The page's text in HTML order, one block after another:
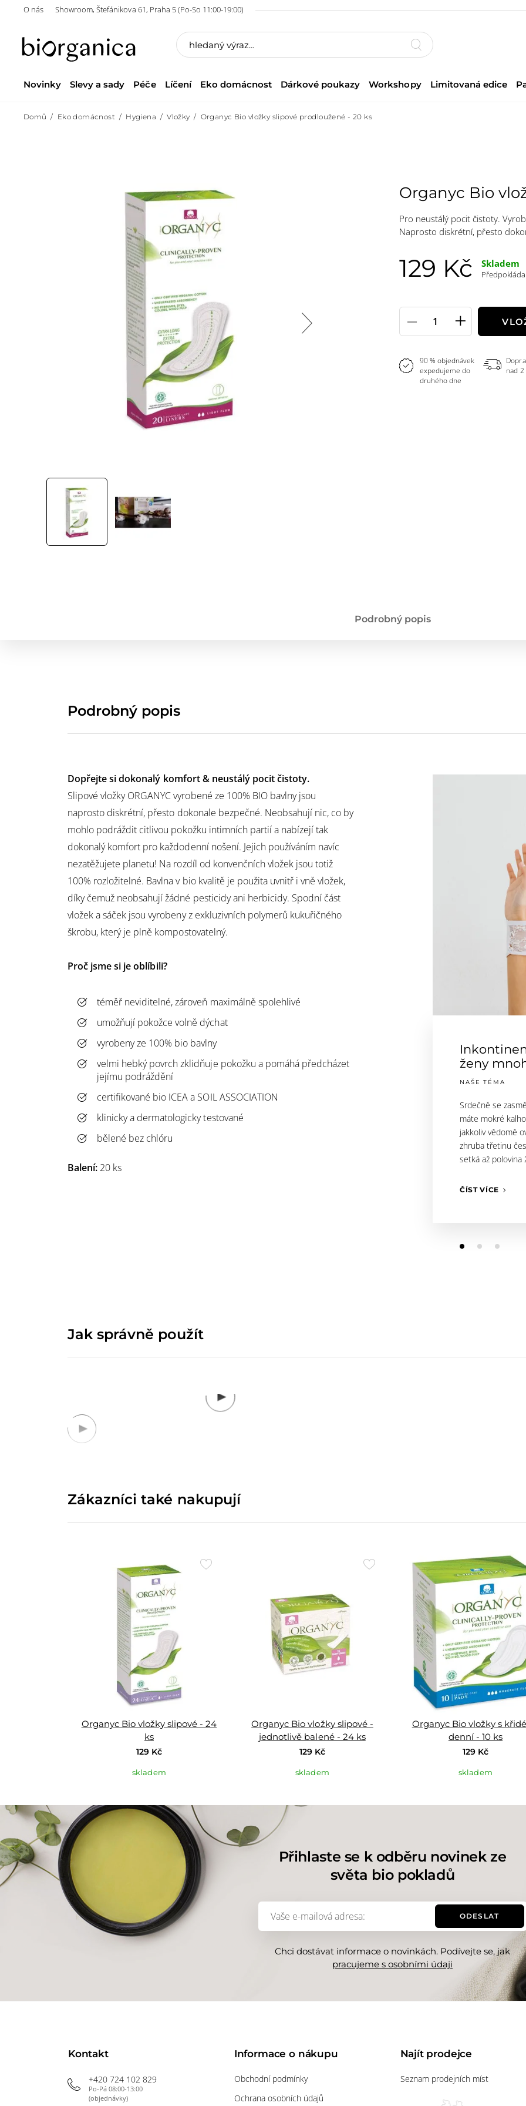
O nás Showroom, Štefánikova 61, Praha 5 (Po-So 11:00-19:00)
Novinky Slevy a sady Péče Líčení Eko domácnost Dárkové poukazy Workshopy Limitovaná edice
Domů Eko domácnost Hygiena Vložky Organyc Bio vložky slipové prodloužené - 20 ks
Organyc Bio
Pro neustálý pocit čistoty.
Naprosto diskrétní, přesto
129 Kč Skladem
-
Pole
množství
+
90 % objednávek
expedujeme do
druhého dne
nad 2
Podrobný popis
Podrobný popis
Dopřejte si dokonalý komfort & neustálý pocit čistoty.
Slipové vložky ORGANYC vyrobené ze 100% BIO bavlny jsou
naprosto diskrétní, přesto dokonale bezpečné. Neobsahují nic, co by
mohlo podráždit citlivou pokožku intimních partií a nabízejí tak
dokonalý komfort pro každodenní nošení. Jejich používáním navíc
nezatěžujete planetu! Na rozdíl od konvenčních vložek jsou totiž
100% rozložitelné. Bavlna v bio kvalitě je použita uvnitř i vně vložek,
díky čemuž neobsahují žádné pesticidy ani herbicidy. Spodní část
vložek a sáček jsou vyrobeny z exkluzivních polymerů kukuřičného
škrobu, který je plně kompostovatelný.
Proč jsme si je oblíbili?
téměř neviditelné, zároveň maximálně spolehlivé
umožňují pokožce volně dýchat
vyrobeny ze 100% bio bavlny
velmi hebký povrch zklidňuje pokožku a pomáhá předcházet
jejímu podráždění
certifikované bio ICEA a SOIL ASSOCIATION
klinicky a dermatologicky testované
bělené bez chlóru
Balení: 20 ks
ženy
NAŠE TÉMA
Srdečně se
máte mokré
jakkoliv vědomě
zhruba třetinu
setká až polovina
ČÍST VÍCE
Jak správně použít
Zákazníci také nakupují
Přidat
Organyc Bio vložky slipové - 24
ks
129 Kč
skladem
Přidat
oblíbených
Organyc Bio vložky slipové -
jednotlivě balené - 24 ks
129 Kč
skladem
Organyc Bio vložky s
denní - 10 ks
129 Kč
skladem
Přihlaste se k odběru novinek ze
světa bio pokladů
ODESLAT
Chci dostávat informace o novinkách. Podívejte se, jak
pracujeme s osobními údaji
Kontakt
+420 724 102 829
Po-Pá 08:00-13:00
(objednávky)
Informace o nákupu
Obchodní podmínky
Ochrana osobních údajů
Najít prodejce
Seznam prodejních míst